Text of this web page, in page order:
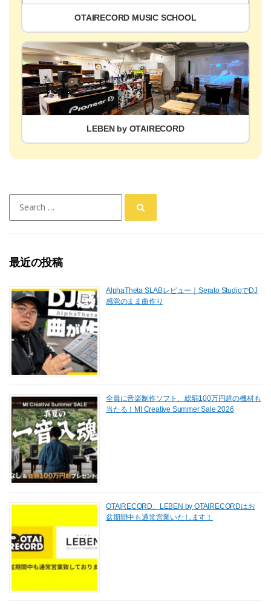
OTAIRECORD MUSIC SCHOOL
LEBEN by OTAIRECORD
for:
最近の投稿
AlphaTheta SLABレビュー｜Serato StudioでDJ
感覚のまま曲作り
全員に音楽制作ソフト、総額100万円超の機材も
当たる！MI Creative Summer Sale 2026
OTAIRECORD、LEBEN by OTAIRECORDはお
盆期間中も通常営業いたします！